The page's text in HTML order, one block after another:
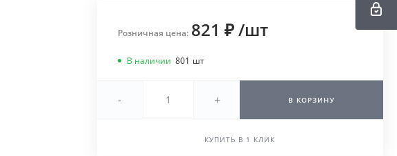
Розничная цена: 821 ₽/шт
В наличии 801 шт
- + В КОРЗИНУ
КУПИТЬ В 1 КЛИК